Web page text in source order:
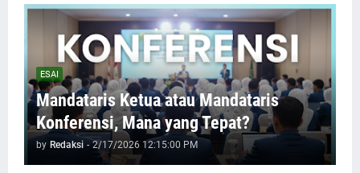
ESAI
Mandataris Ketua atau Mandataris
Konferensi, Mana yang Tepat?
by Redaksi - 2/17/2026 12:15:00 PM